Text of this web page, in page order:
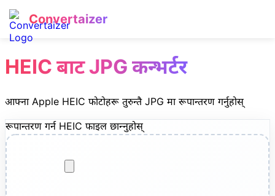
Convertaizer
HEIC बाट JPG कन्भर्टर
आफ्ना Apple HEIC फोटोहरू तुरुन्तै JPG मा रूपान्तरण गर्नुहोस्
रूपान्तरण गर्न HEIC फाइल छान्नुहोस्